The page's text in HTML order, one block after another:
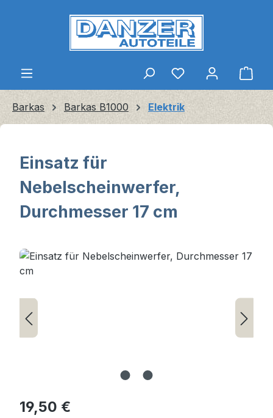
Zum Hauptinhalt springen
Barkas Barkas B1000 Elektrik
Einsatz für
Nebelscheinwerfer,
Durchmesser 17 cm
Bildergalerie überspringen
Regulärer Preis:
19,50 €